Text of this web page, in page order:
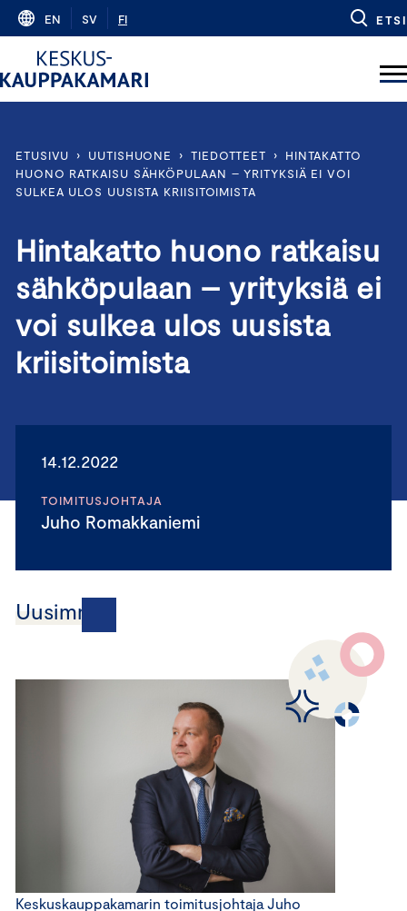
Skip
content
EN SV FI ETSI
ETUSIVU › UUTISHUONE › TIEDOTTEET ›
HINTAKATTO
HUONO RATKAISU SÄHKÖPULAAN – YRITYKSIÄ EI VOI
SULKEA ULOS UUSISTA KRIISITOIMISTA
Hintakatto huono ratkaisu
sähköpulaan – yrityksiä ei
voi sulkea ulos uusista
kriisitoimista
14.12.2022
TOIMITUSJOHTAJA
Juho Romakkaniemi
Uusimmat
Keskuskauppakamarin toimitusjohtaja Juho